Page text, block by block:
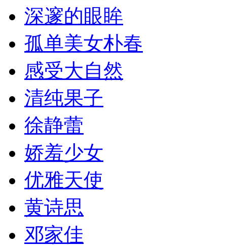
深邃的眼眸
孤单美女朴春
感受大自然
清纯果子
徐静蕾
娇羞少女
优雅天使
黄诗思
邓家佳